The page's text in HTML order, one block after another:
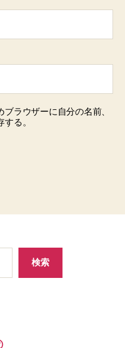
ラウザーに自分の名前、
る。
検索